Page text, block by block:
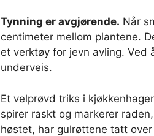
Tynning er avgjørende. Når
centimeter mellom plantene.
et verktøy for jevn avling. Ved
underveis.
Et velprøvd triks i
spirer raskt og markerer
høstet, har gulrøttene tatt over